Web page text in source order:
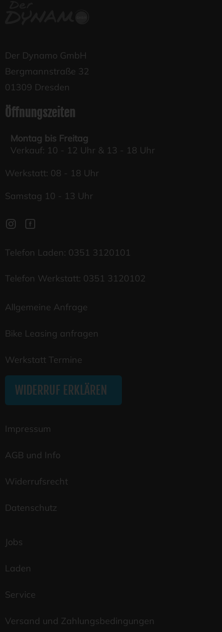
Der Dynamo GmbH
Bergmannstraße 32
01309 Dresden
Öffnungszeiten
Montag bis Freitag
Verkauf: 10 - 12 Uhr & 13 - 18 Uhr
Werkstatt: 08 - 18 Uhr
Samstag 10 - 13 Uhr
Telefon Laden: 0351 3120101
Telefon Werkstatt: 0351 3120102
Allgemeine Anfrage
Bike Leasing anfragen
Werkstatt Termine
WIDERRUF ERKLÄREN
Impressum
AGB und Info
Widerrufsrecht
Datenschutz
Jobs
Laden
Service
Versand und Zahlungsbedingungen